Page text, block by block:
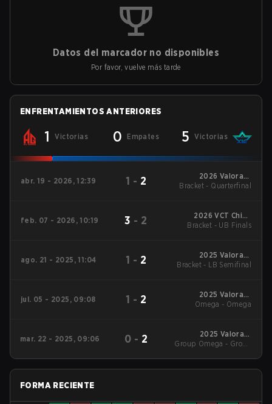
Datos del marcador no disponibles
Por favor, vuelve más tarde
ENFRENTAMIENTOS ANTERIORES
1 Victorias 0 Empates 5 Victorias
abr. 19 - 2026, 12:39 1 - 2
2026 Valorant
Champions Tour:
Bracket - Quarterfinal
feb. 07 - 2026, 10:19 3 - 2
2026 VCT China
Kickoff
Bracket - UB Finals
ago. 21 - 2025, 11:04 1 - 2
2025 Valorant
Champions Tour:
Bracket - LB Semifinal
jul. 05 - 2025, 09:08 1 - 2
2025 Valorant
Champions Tour:
Omega - Omega
mar. 22 - 2025, 09:06 0 - 2
2025 Valorant
Champions Tour:
Group Omega - Group
FORMA RECIENTE